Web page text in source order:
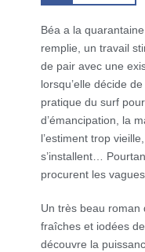
Béa a la
remplie, un travail
de pair avec une
lorsqu’elle décide
pratique du surf
d’émancipation, la
l’estiment trop
s’installent…
procurent les
Un très beau roman
fraîches et iodées
découvre la